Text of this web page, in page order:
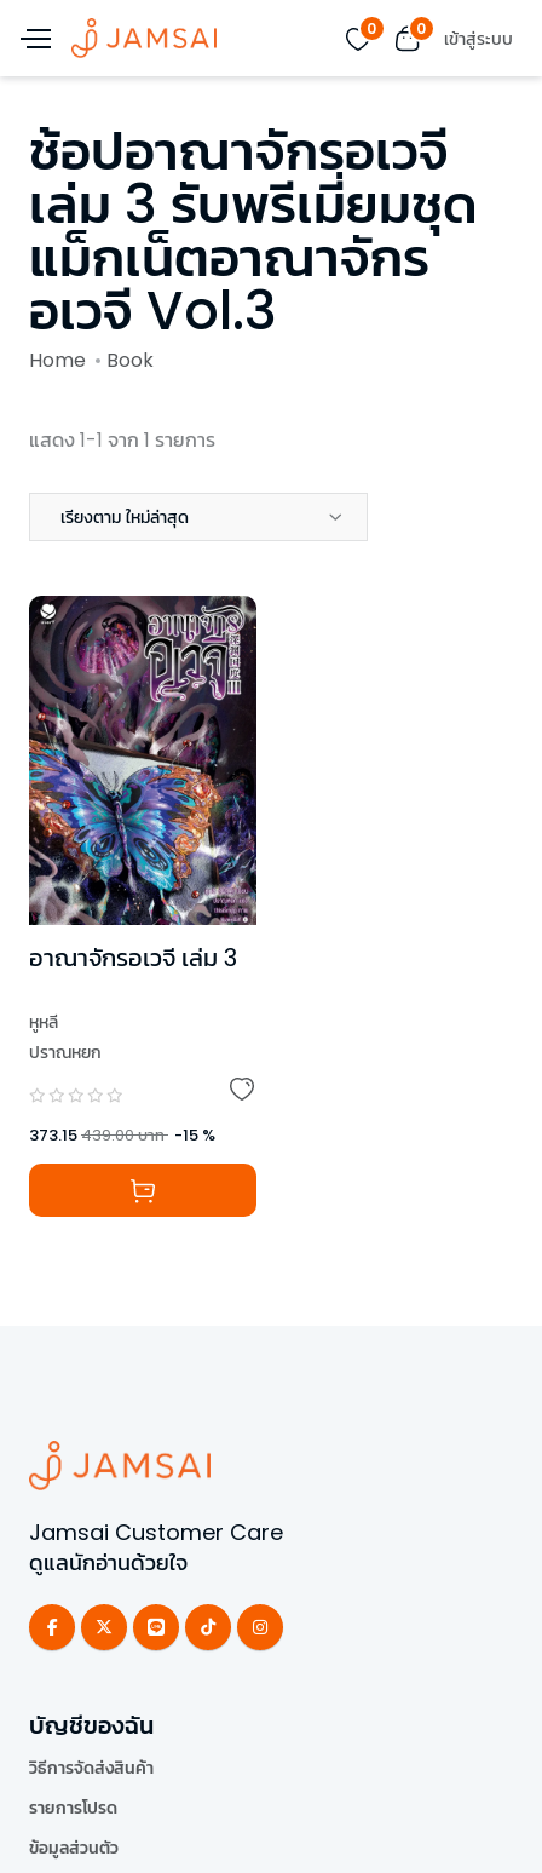
0 0 เข้าสู่ระบบ
ช้อปอาณาจักรอเวจี
เล่ม 3 รับพรีเมี่ยมชุด
แม็กเน็ตอาณาจักร
อเวจี Vol.3
Home Book
แสดง 1-1 จาก 1 รายการ
เรียงตาม ใหม่ล่าสุด
อาณาจักรอเวจี เล่ม 3
หูหลี
ปราณหยก
373.15439.00บาท -15 %
Jamsai Customer Care
ดูแลนักอ่านด้วยใจ
บัญชีของฉัน
วิธีการจัดส่งสินค้า
รายการโปรด
ข้อมูลส่วนตัว